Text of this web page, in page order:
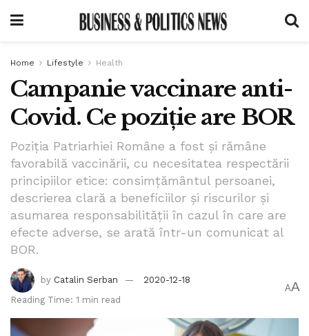
Home Lifestyle Health
Campanie vaccinare anti-
Covid. Ce poziție are BOR
Poziția Patriarhiei Române a fost și rămâne
favorabilă vaccinării, cu necesitatea respectării
principiilor etice: consimțământul persoanei,
descrierea clară a beneficiilor și riscurilor și
asumarea responsabilității în cazul în care are
efecte adverse, se arată într-un comunicat al
BOR.
by Catalin Serban
2020-12-18
Reading Time: 1 min read
AA